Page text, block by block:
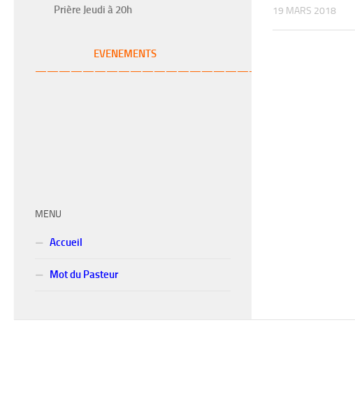
19 MARS 2018
Prière Jeudi à 20h
EVENEMENTS
———————————————————-
MENU
Accueil
Mot du Pasteur